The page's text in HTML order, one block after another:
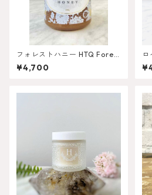
フォレストハニー HTQ Fores
t Honey 450g
¥4,700
g